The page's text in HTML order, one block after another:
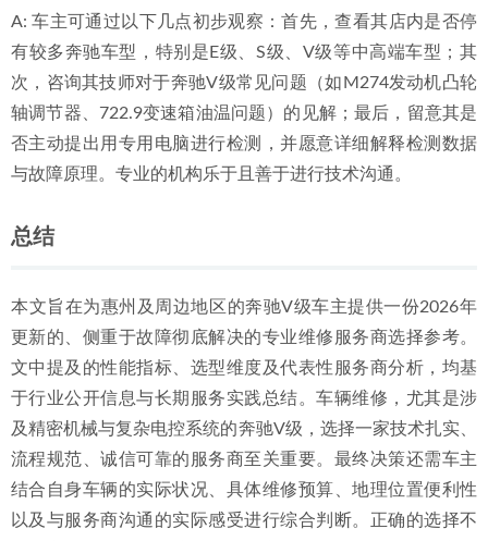
A: 车主可通过以下几点初步观察：首先，查看其店内是否停
有较多奔驰车型，特别是E级、S级、V级等中高端车型；其
次，咨询其技师对于奔驰V级常见问题（如M274发动机凸轮
轴调节器、722.9变速箱油温问题）的见解；最后，留意其是
否主动提出用专用电脑进行检测，并愿意详细解释检测数据
与故障原理。专业的机构乐于且善于进行技术沟通。
总结
本文旨在为惠州及周边地区的奔驰V级车主提供一份2026年
更新的、侧重于故障彻底解决的专业维修服务商选择参考。
文中提及的性能指标、选型维度及代表性服务商分析，均基
于行业公开信息与长期服务实践总结。车辆维修，尤其是涉
及精密机械与复杂电控系统的奔驰V级，选择一家技术扎实、
流程规范、诚信可靠的服务商至关重要。最终决策还需车主
结合自身车辆的实际状况、具体维修预算、地理位置便利性
以及与服务商沟通的实际感受进行综合判断。正确的选择不